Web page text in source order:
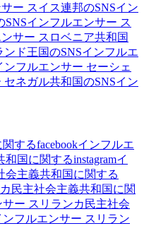
ー スイス連邦のSNSイン
SNSインフルエンサー ス
サー スロベニア共和国
ンド王国のSNSインフルエ
ンフルエンサー セーシェ
セネガル共和国のSNSイン
するfacebookインフルエ
国に関するinstagramイ
会主義共和国に関する
民主社会主義共和国に関
ー スリランカ民主社会
フルエンサー スリラン